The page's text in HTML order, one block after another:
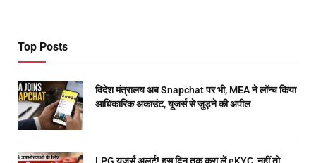
Top Posts
विदेश मंत्रालय अब Snapchat पर भी, MEA ने लॉन्च किया
आधिकारिक अकाउंट, यूजर्स से जुड़ने की अपील